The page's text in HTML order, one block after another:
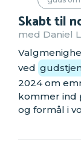
Skabt til
med Daniel
ved
2024 om
kommer ind
og formål i